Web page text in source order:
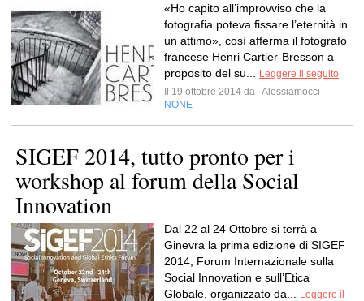
«Ho capito all’improvviso che la
fotografia poteva fissare l’eternità in
un attimo», così afferma il fotografo
francese Henri Cartier-Bresson a
proposito del su...
Leggere il seguito
Il 19 ottobre 2014 da Alessiamocci
NONE
SIGEF 2014, tutto pronto per i
workshop al forum della Social
Innovation
Dal 22 al 24 Ottobre si terrà a
Ginevra la prima edizione di SIGEF
2014, Forum Internazionale sulla
Social Innovation e sull’Etica
Globale, organizzato da...
Leggere il